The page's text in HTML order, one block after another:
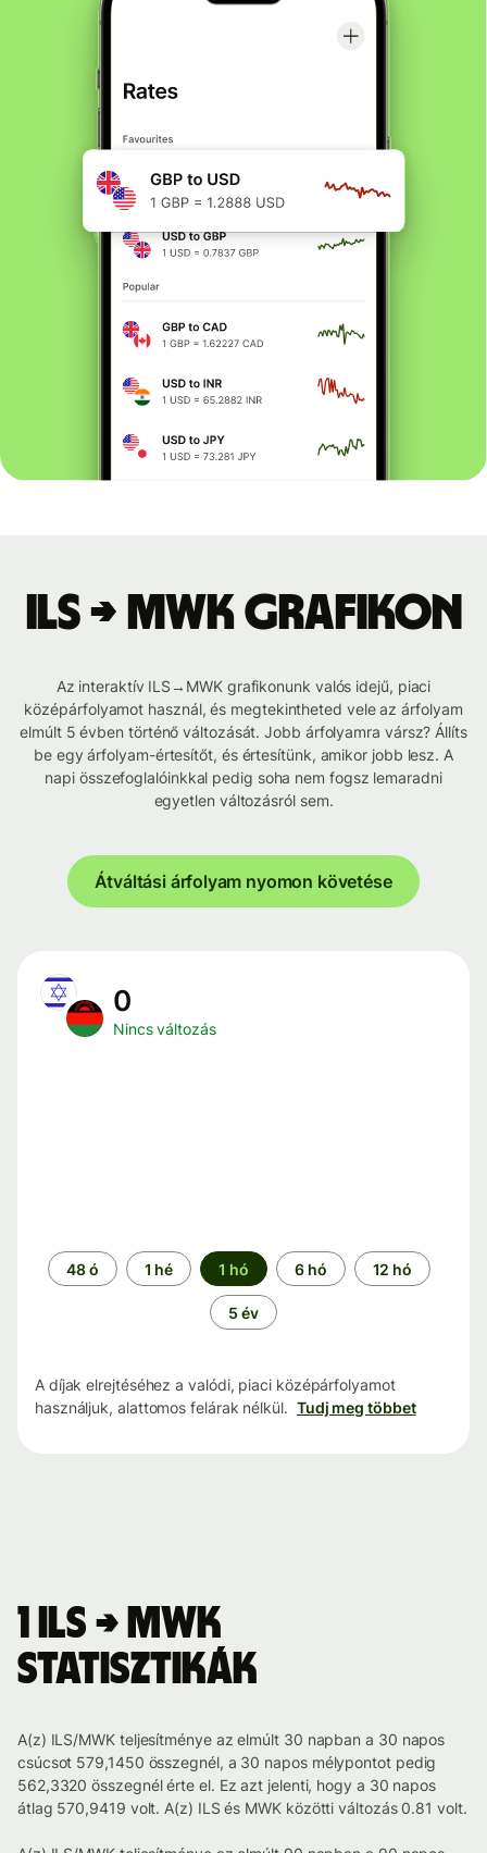
ILS → MWK grafikon
Az interaktív ILS→MWK grafikonunk valós idejű, piaci
középárfolyamot használ, és megtekintheted vele az árfolyam
elmúlt 5 évben történő változását. Jobb árfolyamra vársz? Állíts
be egy árfolyam-értesítőt, és értesítünk, amikor jobb lesz. A
napi összefoglalóinkkal pedig soha nem fogsz lemaradni
egyetlen változásról sem.
Átváltási árfolyam nyomon követése
0
Nincs változás
Időszak
48 ó 1 hé 1 hó 6 hó 12 hó
5 év
A díjak elrejtéséhez a valódi, piaci középárfolyamot
használjuk, alattomos felárak nélkül. Tudj meg többet
1 ILS → MWK
statisztikák
A(z) ILS/MWK teljesítménye az elmúlt 30 napban a 30 napos
csúcsot 579,1450 összegnél, a 30 napos mélypontot pedig
562,3320 összegnél érte el. Ez azt jelenti, hogy a 30 napos
átlag 570,9419 volt. A(z) ILS és MWK közötti változás 0.81 volt.